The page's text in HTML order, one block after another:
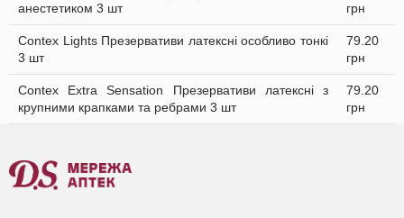
анестетиком 3 шт
грн
Contex Lights Презервативи латексні особливо тонкі
3 шт
79.20
грн
Contex Extra Sensation Презервативи латексні з
крупними крапками та ребрами 3 шт
79.20
грн